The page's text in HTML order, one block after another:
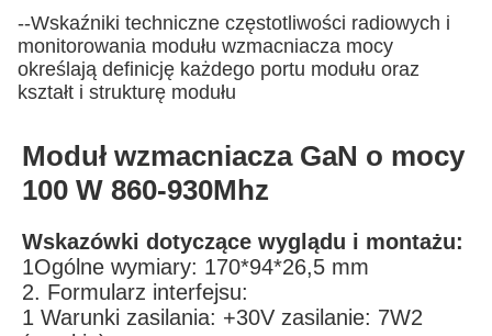
--Wskaźniki techniczne częstotliwości radiowych i
monitorowania modułu wzmacniacza mocy
określają definicję każdego portu modułu oraz
kształt i strukturę modułu
Moduł wzmacniacza GaN o mocy
100 W 860-930Mhz
Wskazówki dotyczące wyglądu i montażu:
1Ogólne wymiary: 170*94*26,5 mm
2. Formularz interfejsu:
1 Warunki zasilania: +30V zasilanie: 7W2